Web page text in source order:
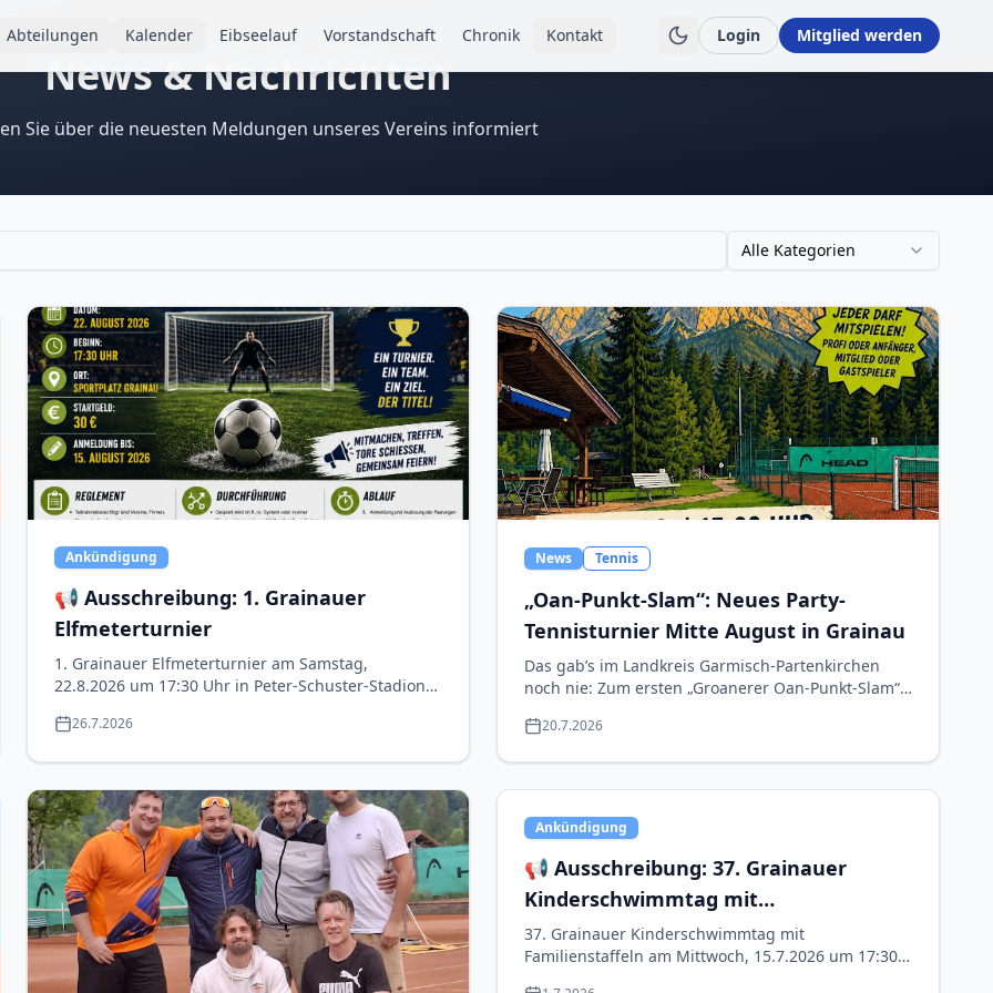
Abteilungen Kalender Eibseelauf Vorstandschaft Chronik Kontakt Login Mitglied werden
News & Nachrichten
Sie über die neuesten Meldungen unseres Vereins informiert
Alle Kategorien
Ankündigung
📢 Ausschreibung: 1. Grainauer
Elfmeterturnier
1. Grainauer Elfmeterturnier am Samstag,
22.8.2026 um 17:30 Uhr in Peter-Schuster-Stadion
26.7.2026
News Tennis
„Oan-Punkt-Slam“: Neues Party-
Tennisturnier Mitte August in Grainau
Das gab’s im Landkreis Garmisch-Partenkirchen
noch nie: Zum ersten „Groanerer Oan-Punkt-Slam“
Samstag, 15. August, ein. Bei dem Party-
20.7.2026
Ankündigung
📢 Ausschreibung: 37. Grainauer
Kinderschwimmtag mit
Familienstaffeln
37. Grainauer Kinderschwimmtag mit
Familienstaffeln am Mittwoch, 15.7.2026 um 17:30